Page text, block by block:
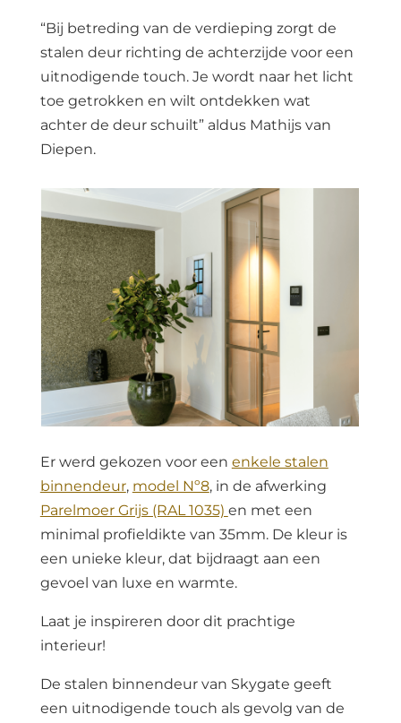
“Bij betreding van de verdieping zorgt de
stalen deur richting de achterzijde voor een
uitnodigende touch. Je wordt naar het licht
toe getrokken en wilt ontdekken wat
achter de deur schuilt” aldus Mathijs van
Diepen.
Er werd gekozen voor een enkele stalen
binnendeur, model Nº8, in de afwerking
Parelmoer Grijs (RAL 1035) en met een
minimal profieldikte van 35mm. De kleur is
een unieke kleur, dat bijdraagt aan een
gevoel van luxe en warmte.
Laat je inspireren door dit prachtige
interieur!
De stalen binnendeur van Skygate geeft
een uitnodigende touch als gevolg van de